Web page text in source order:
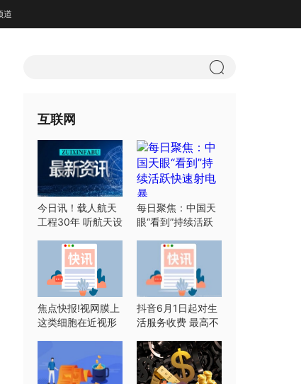
道
互联网
今日讯！载人航天
工程30年 听航天设
每日聚焦：中国天
眼“看到”持续活跃
焦点快报!视网膜上
这类细胞在近视形
抖音6月1日起对生
活服务收费 最高不